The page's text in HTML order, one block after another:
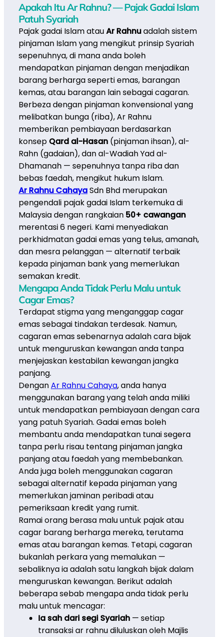
Apakah Itu Ar Rahnu? — Pajak Gadai Islam
Patuh Syariah
Pajak gadai Islam atauAr Rahnuadalah sistem
pinjaman Islam yang mengikut prinsip Syariah
sepenuhnya, di mana anda boleh
mendapatkan pinjaman dengan menjadikan
barang berharga seperti emas, barangan
kemas, atau barangan lain sebagai cagaran.
Berbeza dengan pinjaman konvensional yang
melibatkan bunga (riba), Ar Rahnu
memberikan pembiayaan berdasarkan
konsep Qard al-Hasan (pinjaman ihsan), al-
Rahn (gadaian), dan al-Wadiah Yad al-
Dhamanah — sepenuhnya tanpa riba dan
bebas faedah, mengikut hukum Islam.
Ar Rahnu CahayaSdn Bhd merupakan
pengendali pajak gadai Islam terkemuka di
Malaysia dengan rangkaian50+ cawangan
merentasi 6 negeri. Kami menyediakan
perkhidmatan gadai emas yang telus, amanah,
dan mesra pelanggan — alternatif terbaik
kepada pinjaman bank yang memerlukan
semakan kredit.
Mengapa Anda Tidak Perlu Malu untuk
Cagar Emas?
Terdapat stigma yang menganggap cagar
emas sebagai tindakan terdesak. Namun,
cagaran emas sebenarnya adalah cara bijak
untuk menguruskan kewangan anda tanpa
menjejaskan kestabilan kewangan jangka
panjang.
DenganAr Rahnu Cahaya, anda hanya
menggunakan barang yang telah anda miliki
untuk mendapatkan pembiayaan dengan cara
yang patuh Syariah. Gadai emas boleh
membantu anda mendapatkan tunai segera
tanpa perlu risau tentang pinjaman jangka
panjang atau faedah yang membebankan.
Anda juga boleh menggunakan cagaran
sebagai alternatif kepada pinjaman yang
memerlukan jaminan peribadi atau
pemeriksaan kredit yang rumit.
Ramai orang berasa malu untuk pajak atau
cagar barang berharga mereka, terutama
emas atau barangan kemas. Tetapi, cagaran
bukanlah perkara yang memalukan —
sebaliknya ia adalah satu langkah bijak dalam
menguruskan kewangan. Berikut adalah
beberapa sebab mengapa anda tidak perlu
malu untuk mencagar:
Ia sah dari segi Syariah — setiap
transaksi ar rahnu diluluskan oleh Majlis